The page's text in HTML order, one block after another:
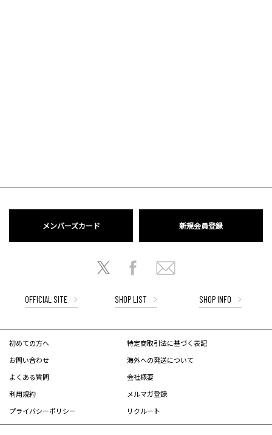
メンバーズカード 新規会員登録
OFFICIAL SITE SHOP LIST SHOP INFO
初めての方へ
お問い合わせ
よくある質問
利用規約
プライバシーポリシー
特定商取引法に基づく表記
海外への発送について
会社概要
メルマガ登録
リクルート